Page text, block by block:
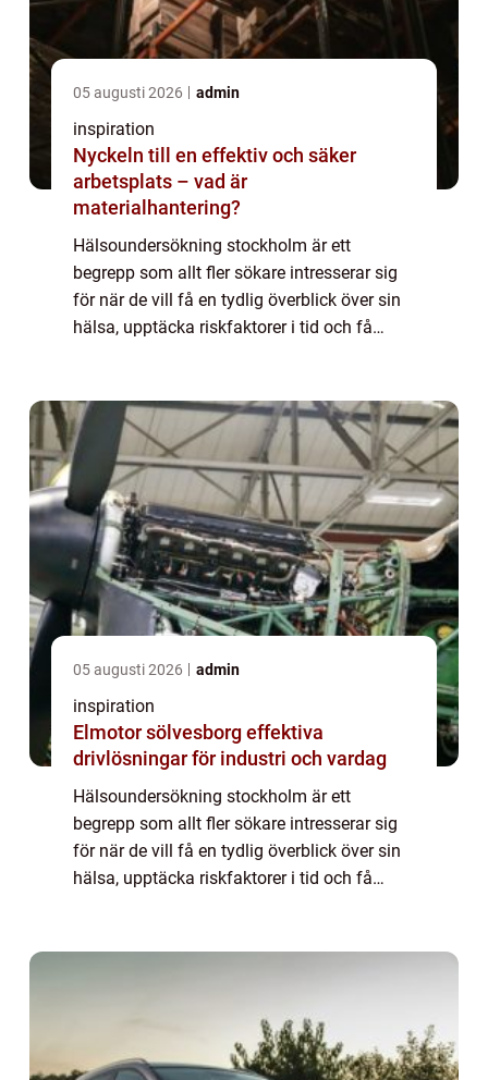
05 augusti 2026 admin
inspiration
Nyckeln till en effektiv och säker
arbetsplats – vad är
materialhantering?
Hälsoundersökning stockholm är ett
begrepp som allt fler sökare intresserar sig
för när de vill få en tydlig överblick över sin
hälsa, upptäcka riskfaktorer i tid och få
05 augusti 2026 admin
inspiration
Elmotor sölvesborg effektiva
drivlösningar för industri och vardag
Hälsoundersökning stockholm är ett
begrepp som allt fler sökare intresserar sig
för när de vill få en tydlig överblick över sin
hälsa, upptäcka riskfaktorer i tid och få